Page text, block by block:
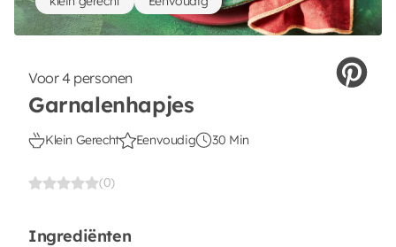
Voor 4 personen
Garnalenhapjes
Klein Gerecht Eenvoudig 30 Min
(0)
Ingrediënten